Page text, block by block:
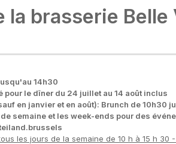
la brasserie Belle
14h30
pour le dîner du 24 juillet au 14 août inclus
en janvier et en août): Brunch de 10h30
semaine et les week-ends pour des
les jours de la semaine de 10 h à 15 h 30